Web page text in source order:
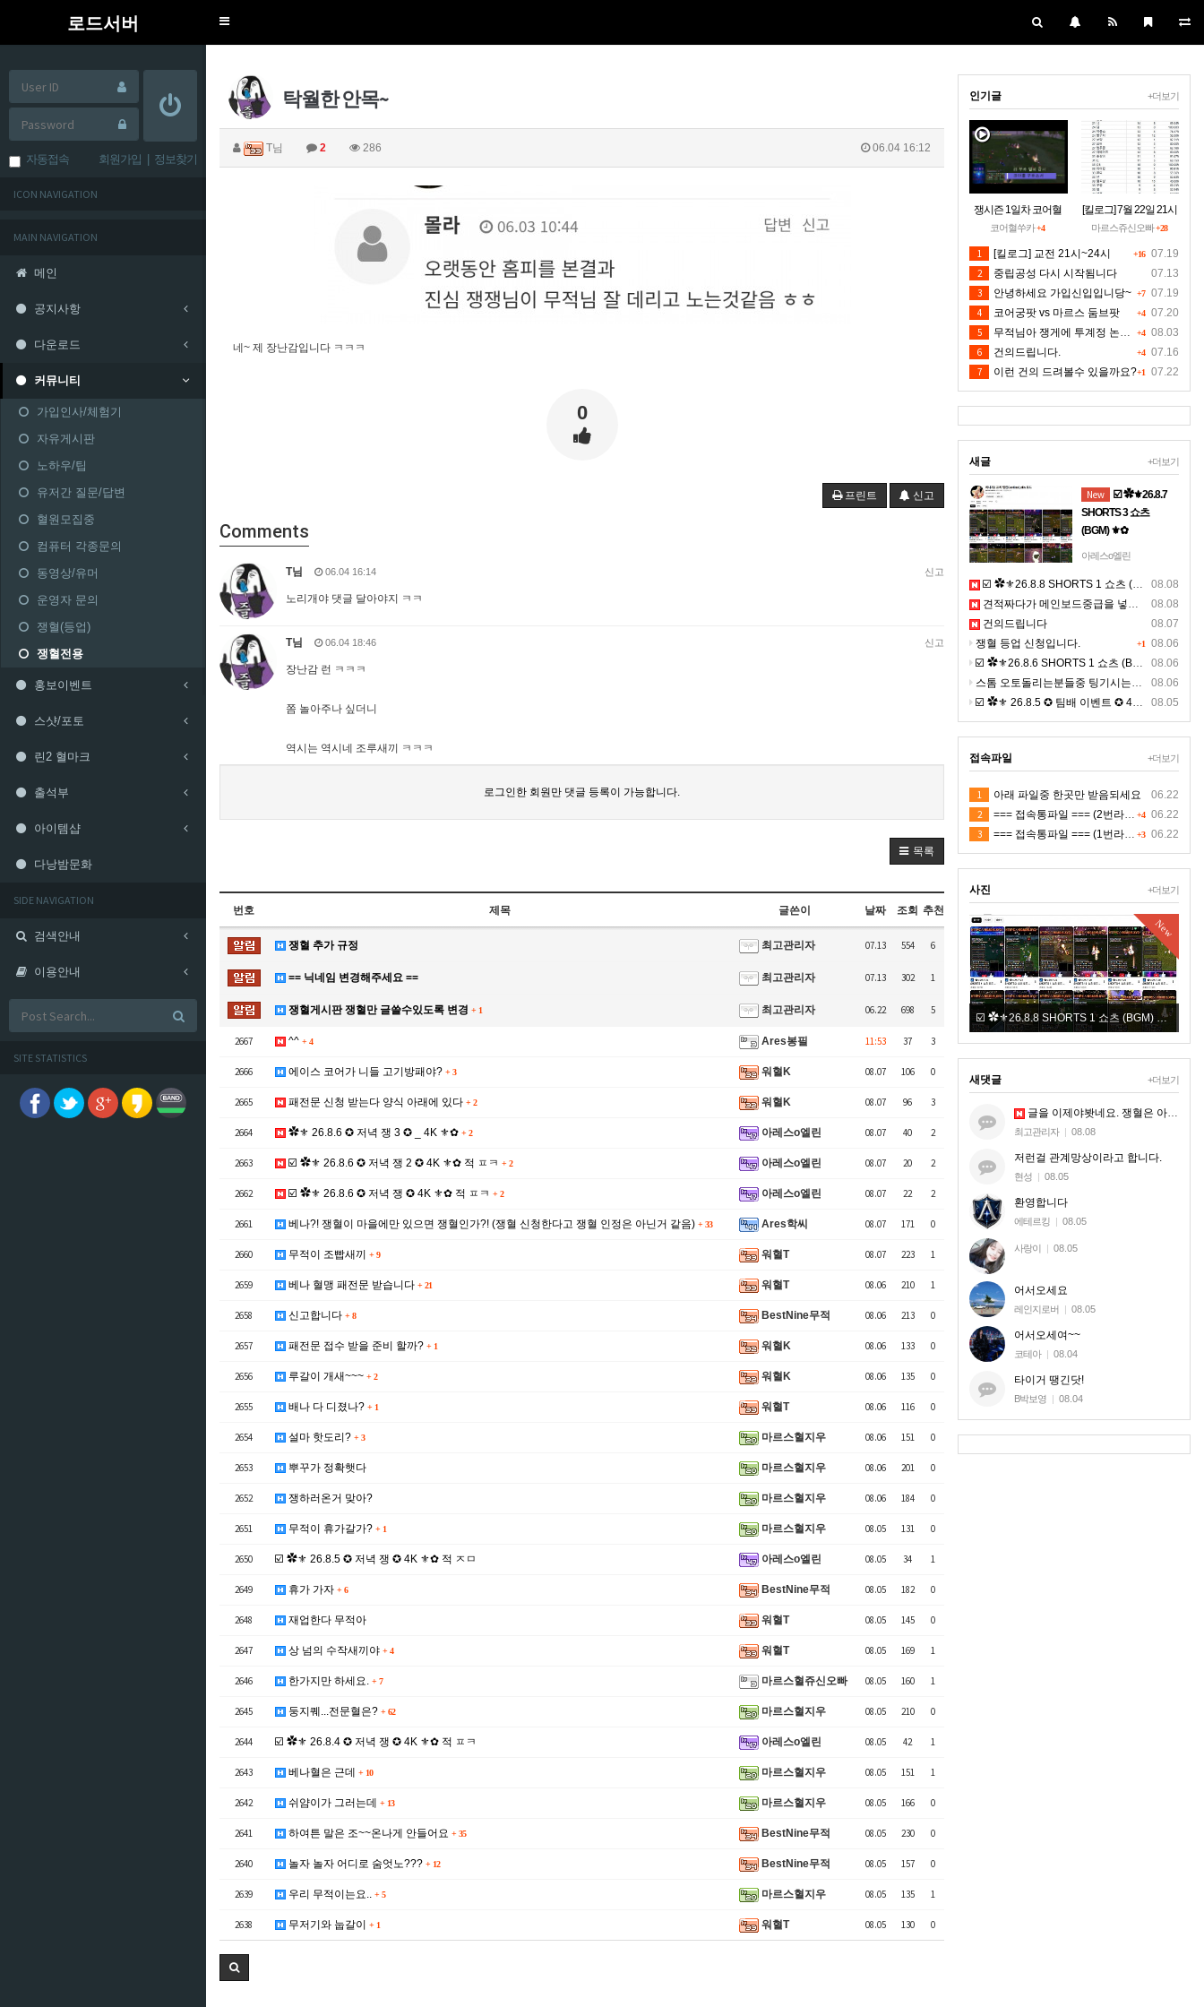
로드서버
Toggle
자동접속 회원가입 정보찾기
ICON NAVIGATION
MAIN NAVIGATION
메인
공지사항
다운로드
커뮤니티
가입인사/체험기
자유게시판
노하우/팁
유저간 질문/답변
혈원모집중
컴퓨터 각종문의
동영상/유머
운영자 문의
쟁혈(등업)
쟁혈전용
홍보이벤트
스샷/포토
린2 혈마크
출석부
아이템샵
다낭밤문화
SIDE NAVIGATION
검색안내
이용안내
SITE STATISTICS
탁월한 안목~
T님 2 286 06.04 16:12
네~ 제 장난감입니다 ㅋㅋㅋ
0
프린트 신고
Comments
T님 06.04 16:14 신고
노리개야 댓글 달아야지 ㅋㅋ
T님 06.04 18:46 신고
장난감 런 ㅋㅋㅋ
쫌 놀아주나 싶더니
역시는 역시네 조루새끼 ㅋㅋㅋ
로그인한 회원만 댓글 등록이 가능합니다.
목록
번호 제목 글쓴이 날짜 조회 추천
쟁혈 추가 규정 최고관리자 07.13 554 6
== 닉네임 변경해주세요 == 최고관리자 07.13 302 1
쟁혈게시판 쟁혈만 글쓸수있도록 변경 + 1 최고관리자 06.22 698 5
2667 ^^ + 4 Ares봉필 11:53 37 3
2666 에이스 코어가 니들 고기방패야? + 3 워혈K 08.07 106 0
2665 패전문 신청 받는다 양식 아래에 있다 + 2 워혈K 08.07 96 3
2664 ✿⚜ 26.8.6 ✪ 저녁 쟁 3 ✪ _ 4K ⚜✿ + 2 아레스o엘린 08.07 40 2
2663 ☑️ ✿⚜ 26.8.6 ✪ 저녁 쟁 2 ✪ 4K ⚜✿ 적 ㅍㅋ + 2 아레스o엘린 08.07 20 2
2662 ☑️ ✿⚜ 26.8.6 ✪ 저녁 쟁 ✪ 4K ⚜✿ 적 ㅍㅋ + 2 아레스o엘린 08.07 22 2
2661 베나?! 쟁혈이 마을에만 있으면 쟁혈인가?! (쟁혈 신청한다고 쟁혈 인정은 아닌거 같음) + 33 Ares학씨 08.07 171 0
2660 무적이 조빱새끼 + 9 워혈T 08.07 223 1
2659 베나 혈맹 패전문 받습니다 + 21 워혈T 08.06 210 1
2658 신고합니다 + 8 BestNine무적 08.06 213 0
2657 패전문 접수 받을 준비 할까? + 1 워혈K 08.06 133 0
2656 루갈이 개새~~~ + 2 워혈K 08.06 135 0
2655 배나 다 디졌나? + 1 워혈T 08.06 116 0
2654 설마 핫도리? + 3 마르스혈지우 08.06 151 0
2653 뿌꾸가 정확햇다 마르스혈지우 08.06 201 0
2652 쟁하러온거 맞아? 마르스혈지우 08.06 184 0
2651 무적이 휴가갈가? + 1 마르스혈지우 08.05 131 0
2650 ☑️ ✿⚜ 26.8.5 ✪ 저녁 쟁 ✪ 4K ⚜✿ 적 ㅈㅁ 아레스o엘린 08.05 34 1
2649 휴가 가자 + 6 BestNine무적 08.05 182 0
2648 재업한다 무적아 워혈T 08.05 145 0
2647 상 넘의 수작새끼야 + 4 워혈T 08.05 169 1
2646 한가지만 하세요. + 7 마르스혈쥬신오빠 08.05 160 1
2645 둥지퀘...전문혈은? + 62 마르스혈지우 08.05 210 0
2644 ☑️ ✿⚜ 26.8.4 ✪ 저녁 쟁 ✪ 4K ⚜✿ 적 ㅍㅋ 아레스o엘린 08.05 42 1
2643 베나혈은 근데 + 10 마르스혈지우 08.05 151 1
2642 쉬얌이가 그러는데 + 13 마르스혈지우 08.05 166 0
2641 하여튼 말은 조~~온나게 안들어요 + 35 BestNine무적 08.05 230 0
2640 놀자 놀자 어디로 숨엇노??? + 12 BestNine무적 08.05 157 0
2639 우리 무적이는요.. + 5 마르스혈지우 08.05 135 1
2638 무저기와 눕갈이 + 1 워혈T 08.05 130 0
+더보기
인기글
쟁시즌 1일차 코어혈
을 구하소서
코어혈쑤카+4
[킬로그] 7월 22일 21시
~24시30분 [수정본]
마르스쥬신오빠+28
+16 07.19
1
[킬로그] 교전 21시~24시
07.13
2 중립공성 다시 시작됨니다
+7 07.19
3 안녕하세요 가입신입입니당~
+4 07.20
4 코어궁팟 vs 마르스 둠브팟
+4 08.03
5 무적님아 쟁게에 투계정 논란좀 만들지 마세요
+4 07.16
6 건의드립니다.
+1 07.22
7 이런 건의 드려볼수 있을까요?
+더보기
새글
New
☑️ ✿⚜26.8.7
SHORTS 3 쇼츠
(BGM) ⚜✿
☞ 아래 링크 주소를 누
보실수 있으며, ☜
https://youtube.com/shorts/
gvPcg◀ 클릭 9:16 비
율의 4K 숏츠 >> 폰으
로 보시면 선명합니다.
아레스o엘린
08.08
☑️ ✿⚜26.8.8 SHORTS 1 쇼츠 (BGM) ⚜✿
08.08
견적짜다가 메인보드중급을 넣는 이유에 대한 설명영상이 될까 해서 올려보아요
08.07
건의드립니다
+1 08.06
쟁혈 등업 신청입니다.
08.06
☑️ ✿⚜26.8.6 SHORTS 1 쇼츠 (BGM) ⚜✿
08.06
스톰 오토돌리는분들중 팅기시는분있나요 ?ㅠㅠ
08.05
☑️ ✿⚜ 26.8.5 ✪ 팀배 이벤트 ✪ 4K ⚜✿
+더보기
접속파일
06.22
1 아래 파일중 한곳만 받음되세요
+4 06.22
2 === 접속통파일 === (2번라인)
+3 06.22
3 === 접속통파일 === (1번라인)
+더보기
사진
New
^^
New
☑️ ✿⚜26.8.8 SHORTS 1 쇼츠 (BGM) ⚜✿
+더보기
새댓글
글을 이제야봣네요. 쟁혈은 아무혈이나 해드리는게 아니라. 지엠한테 오셔서 본케 5명맞는지 확인받으시는거세요.
최고관리자 | 08.08
저런걸 관계망상이라고 합니다.
현성 | 08.05
환영합니다
에테르킹 | 08.05
사랑이 | 08.05
어서오세요
레인지로버 | 08.05
어서오세여~~
코테아 | 08.04
타이거 땡긴닷!
B박보영 | 08.04